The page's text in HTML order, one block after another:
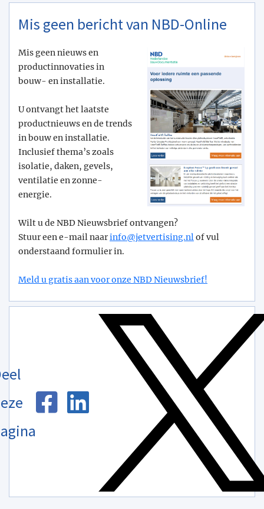
Mis geen bericht van NBD-Online
Mis geen nieuws en
productinnovaties in
bouw- en installatie.
U ontvangt het laatste
productnieuws en de trends
in bouw en installatie.
Inclusief thema’s zoals
isolatie, daken, gevels,
ventilatie en zonne-
energie.
Wilt u de NBD Nieuwsbrief ontvangen?
Stuur een e-mail naarinfo@­jetvertising.nlof vul
onderstaand formulier in.
Meld u gratis aan voor onze NBD Nieuwsbrief!